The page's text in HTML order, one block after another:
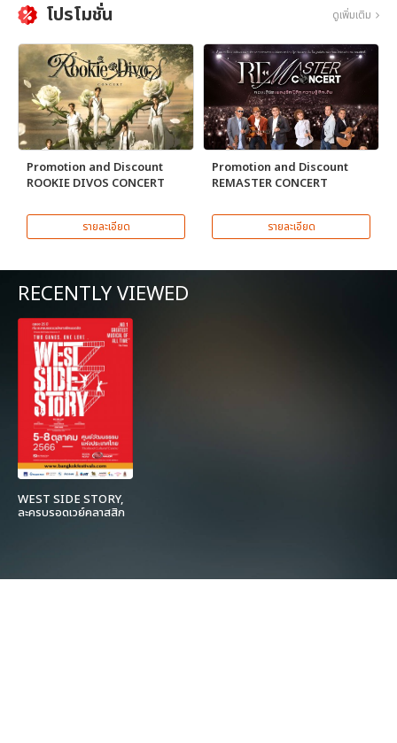
โปรโมชั่น ดูเพิ่มเติม
Promotion and Discount
ROOKIE DIVOS CONCERT
รายละเอียด
Promotion and Discount
REMASTER CONCERT
รายละเอียด
RECENTLY VIEWED
WEST SIDE STORY,
ละครบรอดเวย์คลาสสิก